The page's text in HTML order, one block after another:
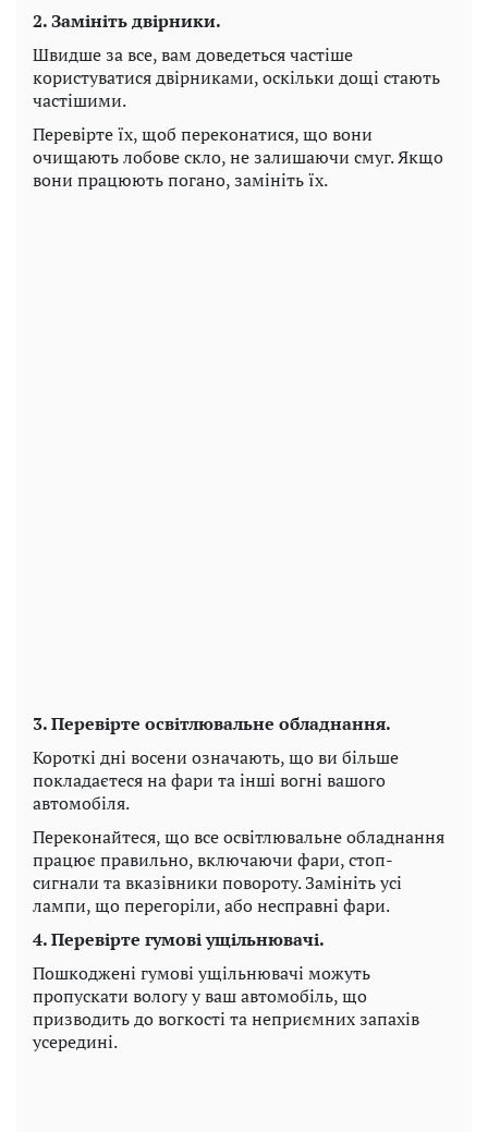
2. Замініть двірники.
Швидше за все, вам доведеться частіше
користуватися двірниками, оскільки дощі стають
частішими.
Перевірте їх, щоб переконатися, що вони
очищають лобове скло, не залишаючи смуг. Якщо
вони працюють погано, замініть їх.
3. Перевірте освітлювальне обладнання.
Короткі дні восени означають, що ви більше
покладаєтеся на фари та інші вогні вашого
автомобіля.
Переконайтеся, що все освітлювальне обладнання
працює правильно, включаючи фари, стоп-
сигнали та вказівники повороту. Замініть усі
лампи, що перегоріли, або несправні фари.
4. Перевірте гумові ущільнювачі.
Пошкоджені гумові ущільнювачі можуть
пропускати вологу у ваш автомобіль, що
призводить до вогкості та неприємних запахів
усередині.